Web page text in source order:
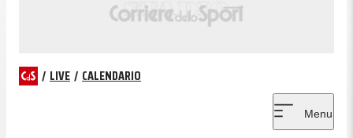
/ LIVE / CALENDARIO
Menu